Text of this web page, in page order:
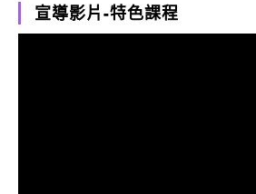
宣導影片-特色課程